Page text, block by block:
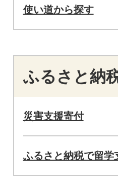
使い道から探す
ふるさと納
災害支援寄付
ふるさと納税で留学